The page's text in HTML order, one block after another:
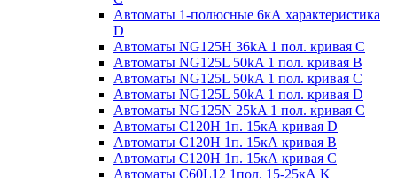
Автоматы 1-полюсные 6кА характеристика
D
Автоматы NG125H 36kA 1 пол. кривая C
Автоматы NG125L 50kA 1 пол. кривая B
Автоматы NG125L 50kA 1 пол. кривая C
Автоматы NG125L 50kA 1 пол. кривая D
Автоматы NG125N 25kA 1 пол. кривая C
Автоматы С120H 1п. 15кА кривая D
Автоматы С120H 1п. 15кА кривая В
Автоматы С120H 1п. 15кА кривая С
Автоматы С60L12 1пол. 15-25кА K